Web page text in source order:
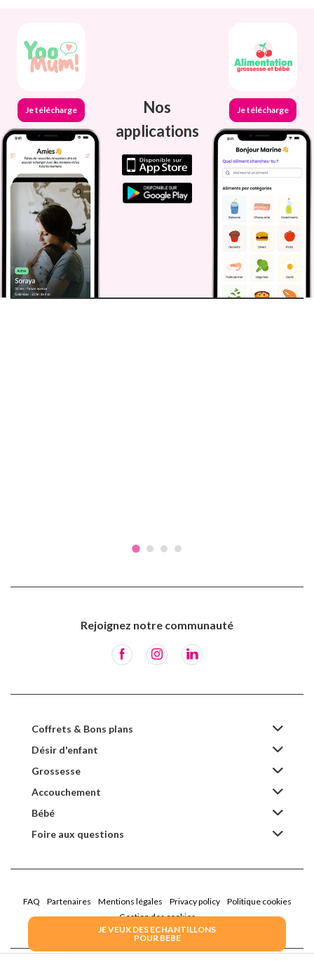
JE VEUX DES ECHANTILLONS
POUR BEBE
Je télécharge
Nos
applications
Je télécharge
Rejoignez notre communauté
Coffrets & Bons plans
Désir d'enfant
Grossesse
Accouchement
Bébé
Foire aux questions
FAQ Partenaires Mentions légales Privacy policy
Politique cookies
Gestion des cookies